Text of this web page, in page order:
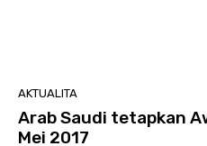
AKTUALITA
Arab Saudi tetapkan
Mei 2017